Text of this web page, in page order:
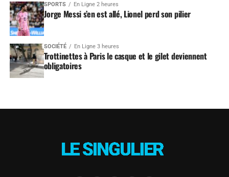
SPORTS En Ligne 2 heures
Jorge Messi s’en est allé, Lionel perd son pilier
SOCIÉTÉ En Ligne 3 heures
Trottinettes à Paris le casque et le gilet deviennent
obligatoires